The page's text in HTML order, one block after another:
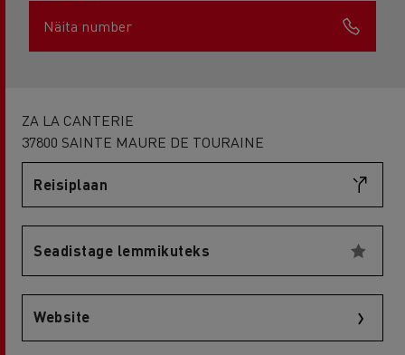
Näita number
ZA LA CANTERIE
37800 SAINTE MAURE DE TOURAINE
Reisiplaan
Seadistage lemmikuteks
Website